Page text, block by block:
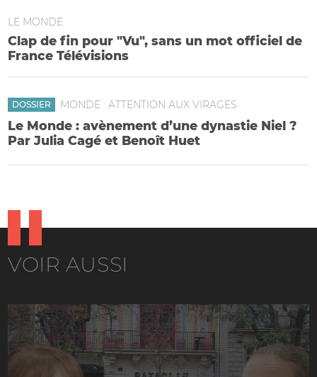
LE MONDE
Clap de fin pour "Vu", sans un mot officiel de
France Télévisions
DOSSIER MONDE : ATTENTION AUX VIRAGES
Le Monde : avènement d’une dynastie Niel ?
Par Julia Cagé et Benoît Huet
VOIR AUSSI